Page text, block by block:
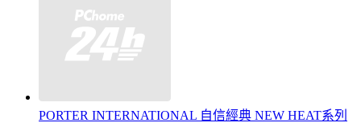
PORTER INTERNATIONAL 自信經典 NEW HEAT系列